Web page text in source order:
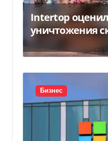
Intertop
уничтожения
Бизнес